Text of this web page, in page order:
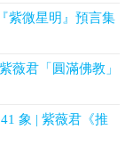
紫微星明』預言集
薇君「圓滿佛教」
象 | 紫薇君《推